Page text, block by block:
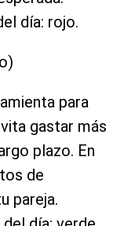
día: rojo.
para
gastar más
plazo. En
de
pareja.